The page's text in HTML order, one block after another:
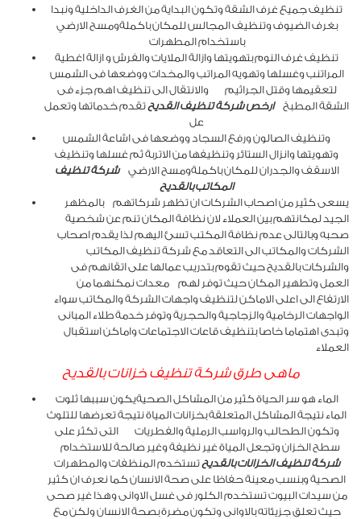
تنظيف جميع غرف الشقة وتكون البداية من الغرف الداخلية ونبدا
بغرف الضيوف وتنظيف المجالس للمكان باكملةومسح الارضي
باستخدام المطهرات
تنظيف غرف النوم بتهويتها وازالة الملايات والفرش و ازالة اغطية
المراتنب وغسلها وتهويه المراتب والمخدات ووضعها فى الشمس
لتعقيمها وقتل الجراثيم والانتقال الى تنظيف اهم جزء فى
الشقة المطبخارخص شركة تنظيف القديحتقدم خدماتها وتعمل
عل
وتنظيف الصالون ورفع السجاد ووضعها فى اشاعة الشمس
وتهويتها وانزال الستائر وتنظيفها من الاتربة ثم غسلها وتنظيف
الاسقف والجدران للمكان باكملةومسح الارضيشركة تنظيف
المكاتب بالقديح
يسعى كثير من اصحاب الشركات ان تظهر شركاتهم بالمظهر
الجيد لمكانتهم بين العملاء لان نظافة المكان تنم عن شخصية
صحبه وبالتالى عدم نظافة المكتب تسئ اليهم لذا يقدم اصحاب
الشركات والمكاتب الى التعاقد مع شركة تنظيف المكاتب
والشركات بالقديح حيث تقوم بتدريب عمالها على اتقانهم فى
العمل وتطهير المكان حيث توفر لهم معدات نمكنهما من
الارتفاع الى اعلى الاماكن لتنظيف واجهات الشركة والمكاتب سواء
الواجهات الرخامية والزجاجية والحجرية وتوفر خدمة طلاء المبانى
وتبدى اهتماما خاصا بتنظيف قاعات الاجتماعات واماكن استقبال
العملاء
ماهى طرق شركة تنظيف خزانات بالقديح
الماء هو سر الحياة كثير من المشاكل الصحيةيكون سببها ثلوت
الماء نتيجة المشاكل المتعلقة بخزانات المياة نتيجة تعرضها للتلوث
وتكون الطحالب والرواسب الرملية والفطريات التى تكثر على
سطح الخزان وتجعل المياة غير نظيفة وغير صالحة للاستخدام
شركة تنظيف الخزانات بالقديحتستخدم المنظفات والمطهرات
الصحية وبنسب معينة حفاظا على صحة الانسان كما نعرف ان كثير
من سيدات البيوت تستخدم الكلور فى غسل الاوانى وهذا غير صحى
حيث تعلق جزيئاته بالاوانى وتكون مضرة بصحة الانسان ولكن مع